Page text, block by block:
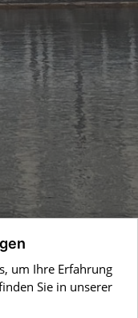
um Ihre Erfahrung
Sie in unserer